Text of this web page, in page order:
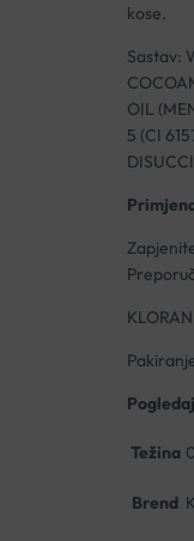
kose.
Sastav:
OIL
5 (CI
Težina
Brend